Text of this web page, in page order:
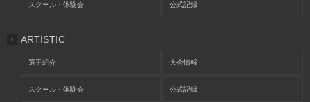
スクール・体験会 公式記録
ARTISTIC
選手紹介 大会情報
スクール・体験会 公式記録